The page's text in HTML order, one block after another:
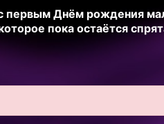
первым Днём рождения
пока остаётся